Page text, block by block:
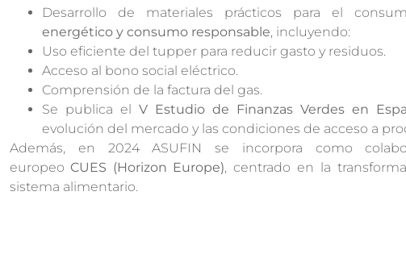
Desarrollo de materiales prácticos para el
energético y consumo responsable, incluyendo:
Uso eficiente del tupper para reducir gasto y residuos.
Acceso al bono social eléctrico.
Comprensión de la factura del gas.
Se publica el V Estudio de Finanzas Verdes en
evolución del mercado y las condiciones de acceso a
Además, en 2024 ASUFIN se incorpora como
europeo CUES (Horizon Europe), centrado en la
sistema alimentario.